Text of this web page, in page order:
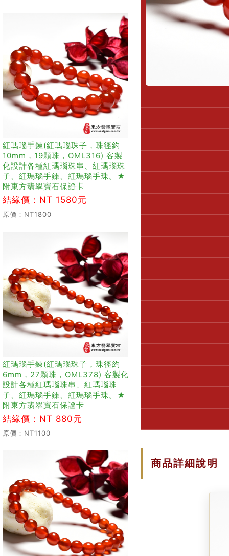
紅瑪瑙手鍊(紅瑪瑙珠子，珠徑約
10mm，19顆珠，OML316) 客製
化設計各種紅瑪瑙珠串、紅瑪瑙珠
子、紅瑪瑙手鍊、紅瑪瑙手珠。★
附東方翡翠寶石保證卡
結緣價：NT 1580元
原價：NT1800
紅瑪瑙手鍊(紅瑪瑙珠子，珠徑約
6mm，27顆珠，OML378) 客製化
設計各種紅瑪瑙珠串、紅瑪瑙珠
子、紅瑪瑙手鍊、紅瑪瑙手珠。★
附東方翡翠寶石保證卡
結緣價：NT 880元
原價：NT1100
商品詳細說明